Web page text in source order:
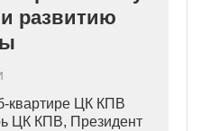
развитию
квартире ЦК КПВ
ЦК КПВ, Президент